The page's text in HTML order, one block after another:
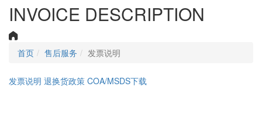
INVOICE DESCRIPTION
首页 售后服务 发票说明
发票说明 退换货政策 COA/MSDS下载